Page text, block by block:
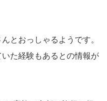
とおっしゃるようです。
た経験もあるとの情報が